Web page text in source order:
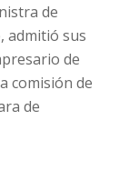
de
admitió sus
de
comisión de
de